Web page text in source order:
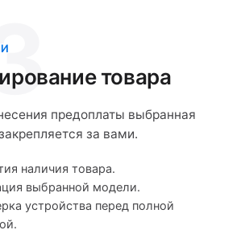
товара
предоплаты выбранная
за вами.
наличия товара.
выбранной модели.
устройства перед полной